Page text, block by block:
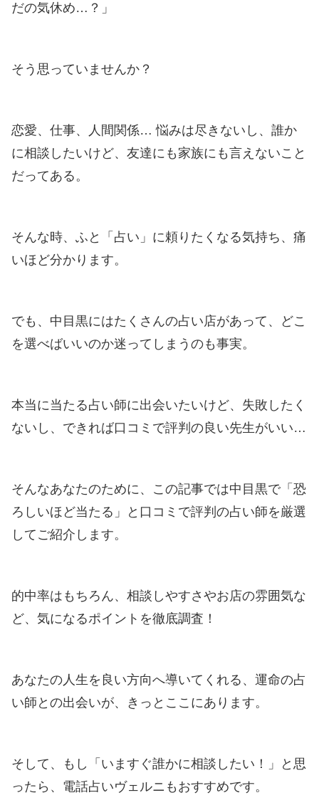
だの気休め…？」
そう思っていませんか？
恋愛、仕事、人間関係… 悩みは尽きないし、誰か
に相談したいけど、友達にも家族にも言えないこと
だってある。
そんな時、ふと「占い」に頼りたくなる気持ち、痛
いほど分かります。
でも、中目黒にはたくさんの占い店があって、どこ
を選べばいいのか迷ってしまうのも事実。
本当に当たる占い師に出会いたいけど、失敗したく
ないし、できれば口コミで評判の良い先生がいい…
そんなあなたのために、この記事では中目黒で「恐
ろしいほど当たる」と口コミで評判の占い師を厳選
してご紹介します。
的中率はもちろん、相談しやすさやお店の雰囲気な
ど、気になるポイントを徹底調査！
あなたの人生を良い方向へ導いてくれる、運命の占
い師との出会いが、きっとここにあります。
そして、もし「いますぐ誰かに相談したい！」と思
ったら、電話占いヴェルニもおすすめです。